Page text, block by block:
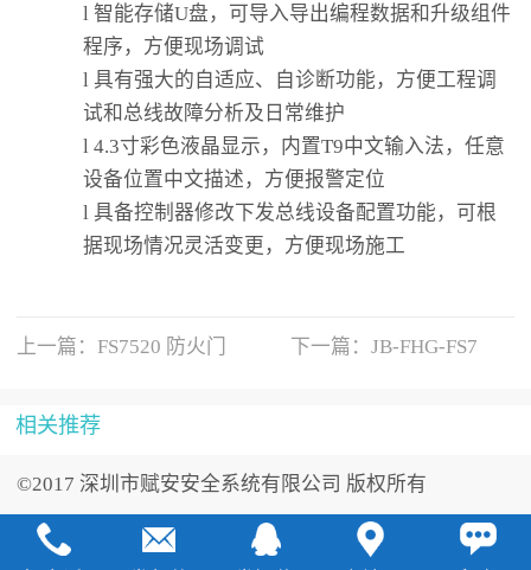
l 智能存储U盘，可导入导出编程数据和升级组件
程序，方便现场调试
l 具有强大的自适应、自诊断功能，方便工程调
试和总线故障分析及日常维护
l 4.3寸彩色液晶显示，内置T9中文输入法，任意
设备位置中文描述，方便报警定位
l 具备控制器修改下发总线设备配置功能，可根
据现场情况灵活变更，方便现场施工
上一篇： FS7520 防火门 下一篇： JB-FHG-FS7
相关推荐
©2017 深圳市赋安安全系统有限公司 版权所有